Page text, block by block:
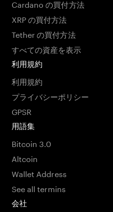
Cardano の買付方法
XRP の買付方法
Tether の買付方法
すべての資産を表示
利用規約
利用規約
プライバシーポリシー
GPSR
用語集
Bitcoin 3.0
Altcoin
Wallet Address
See all termins
会社